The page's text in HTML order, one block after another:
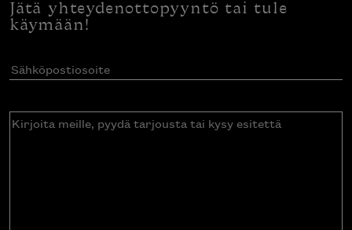
Jätä yhteydenottopyyntö tai tule
käymään!
Sähköpostiosoite(Pakollinen)
Kirjoita